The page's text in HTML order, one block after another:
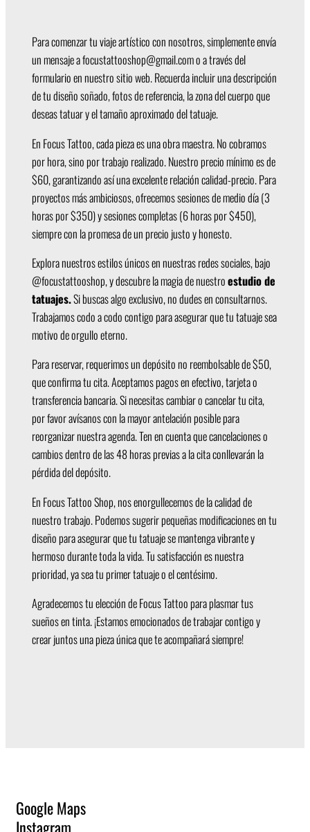
Para comenzar tu viaje artístico con nosotros, simplemente envía
un mensaje afocustattooshop@gmail.como a través del
formulario en nuestro sitio web. Recuerda incluir una descripción
de tu diseño soñado, fotos de referencia, la zona del cuerpo que
deseas tatuar y el tamaño aproximado del tatuaje.
En Focus Tattoo, cada pieza es una obra maestra. No cobramos
por hora, sino por trabajo realizado. Nuestro precio mínimo es de
$60, garantizando así una excelente relación calidad-precio. Para
proyectos más ambiciosos, ofrecemos sesiones de medio día (3
horas por $350) y sesiones completas (6 horas por $450),
siempre con la promesa de un precio justo y honesto.
Explora nuestros estilos únicos en nuestras redes sociales, bajo
@focustattooshop, y descubre la magia de nuestroestudio de
tatuajes.Si buscas algo exclusivo, no dudes en consultarnos.
Trabajamos codo a codo contigo para asegurar que tu tatuaje sea
motivo de orgullo eterno.
Para reservar, requerimos un depósito no reembolsable de $50,
que confirma tu cita. Aceptamos pagos en efectivo, tarjeta o
transferencia bancaria. Si necesitas cambiar o cancelar tu cita,
por favor avísanos con la mayor antelación posible para
reorganizar nuestra agenda. Ten en cuenta que cancelaciones o
cambios dentro de las 48 horas previas a la cita conllevarán la
pérdida del depósito.
En Focus Tattoo Shop, nos enorgullecemos de la calidad de
nuestro trabajo. Podemos sugerir pequeñas modificaciones en tu
diseño para asegurar que tu tatuaje se mantenga vibrante y
hermoso durante toda la vida. Tu satisfacción es nuestra
prioridad, ya sea tu primer tatuaje o el centésimo.
Agradecemos tu elección de Focus Tattoo para plasmar tus
sueños en tinta. ¡Estamos emocionados de trabajar contigo y
crear juntos una pieza única que te acompañará siempre!
Google Maps
Instagram